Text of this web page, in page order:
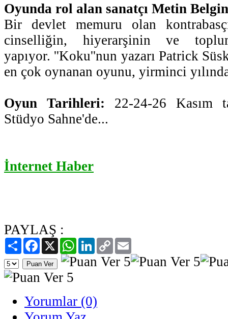
Oyunda rol alan sanatçı Metin
Bir devlet memuru olan
cinselliğin, hiyerarşinin ve
yapıyor. ''Koku''nun yazarı Patrick
en çok oynanan oyunu, yirminci
Oyun Tarihleri: 22-24-26 Kasım
Stüdyo Sahne'de...
İnternet Haber
PAYLAŞ :
PaylaşFacebook
X WhatsAppLinkedIn
Copy
Link
Yorumlar (0)